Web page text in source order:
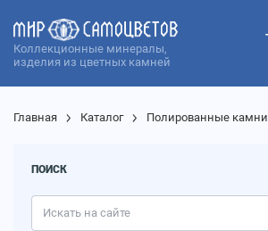
Коллекционные минералы,
изделия из цветных камней
Главная Каталог Полированные камни
ПОИСК